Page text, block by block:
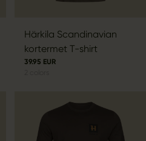
Härkila Scandinavian
kortermet T-shirt
39.95 EUR